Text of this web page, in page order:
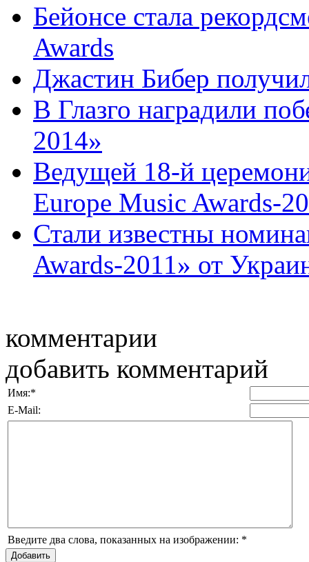
Бейонсе стала
Awards
Джастин Бибер
В Глазго наградили
2014»
Ведущей 18-й
Europe Music Awards-
Стали известны
Awards-2011» от
комментарии
добавить комментарий
Имя:*
E-Mail:
Введите два слова, показанных на изображении: *